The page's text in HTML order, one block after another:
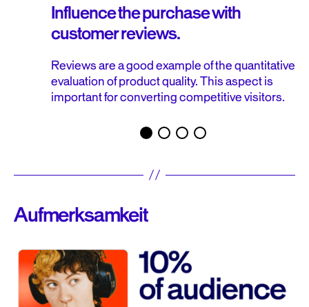
Influence the purchase with
customer reviews.
Reviews are a good example of the quantitative
evaluation of product quality. This aspect is
important for converting competitive visitors.
Aufmerksamkeit